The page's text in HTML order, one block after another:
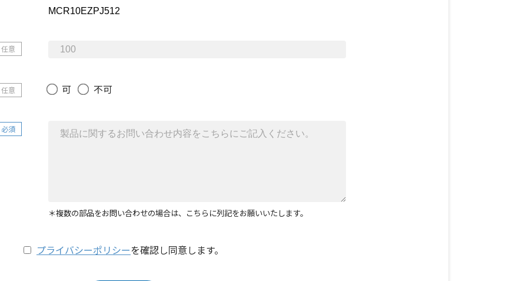
任意
任意 可 不可
必須
＊複数の部品をお問い合わせの場合は、こちらに列記をお願いいたします。
プライバシーポリシーを確認し同意します。